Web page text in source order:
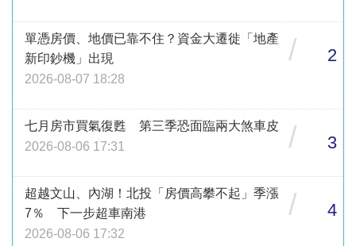
單憑房價、地價已靠不住？資金大遷徙「地產
新印鈔機」出現
2026-08-07 18:28
/ 2
七月房市買氣復甦 第三季恐面臨兩大煞車皮
2026-08-06 17:31
/ 3
超越文山、內湖！北投「房價高攀不起」季漲
7％ 下一步超車南港
2026-08-06 17:32
/ 4